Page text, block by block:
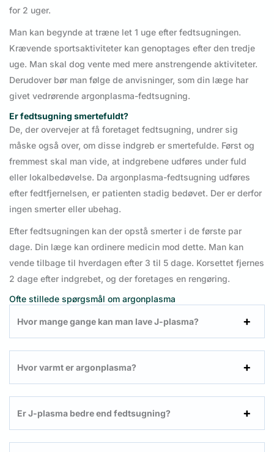
for 2 uger.
Man kan begynde at træne let 1 uge efter fedtsugningen.
Krævende sportsaktiviteter kan genoptages efter den tredje
uge. Man skal dog vente med mere anstrengende aktiviteter.
Derudover bør man følge de anvisninger, som din læge har
givet vedrørende argonplasma-fedtsugning.
Er fedtsugning smertefuldt?
De, der overvejer at få foretaget fedtsugning, undrer sig
måske også over, om disse indgreb er smertefulde. Først og
fremmest skal man vide, at indgrebene udføres under fuld
eller lokalbedøvelse. Da argonplasma-fedtsugning udføres
efter fedtfjernelsen, er patienten stadig bedøvet. Der er derfor
ingen smerter eller ubehag.
Efter fedtsugningen kan der opstå smerter i de første par
dage. Din læge kan ordinere medicin mod dette. Man kan
vende tilbage til hverdagen efter 3 til 5 dage. Korsettet fjernes
2 dage efter indgrebet, og der foretages en rengøring.
Ofte stillede spørgsmål om argonplasma
Hvor mange gange kan man lave J-plasma?
Hvor varmt er argonplasma?
Er J-plasma bedre end fedtsugning?